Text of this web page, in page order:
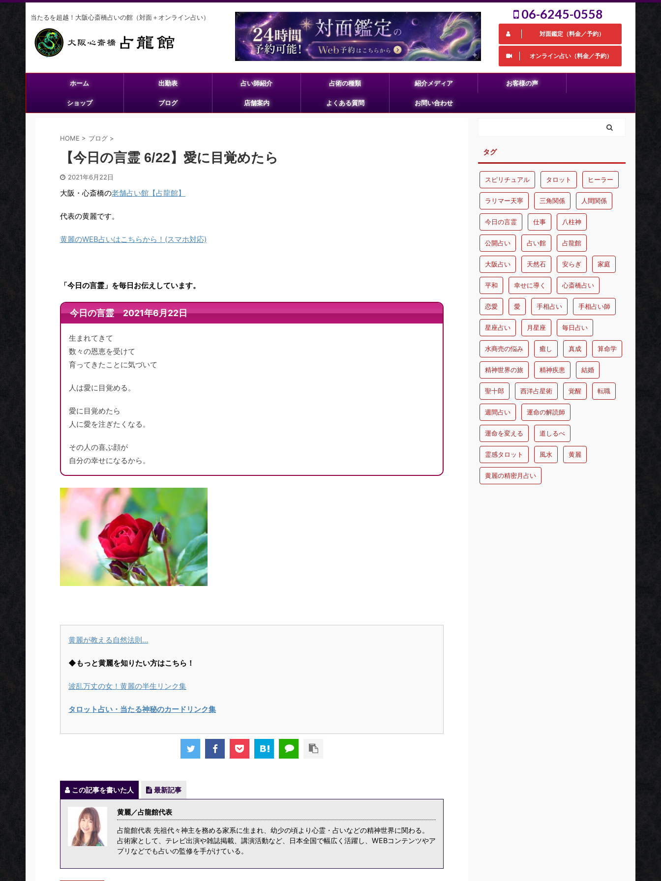
当たるを超越！大阪心斎橋占いの館（対面＋オンライン占い） 06-6245-0558
対面鑑定（料金／予約）
オンライン占い（料金／予約）
ホーム 出勤表 占い師紹介 占術の種類 紹介メディア お客様の声
ショップ ブログ 店舗案内 よくある質問 お問い合わせ
HOME > ブログ >
【今日の言霊 6/22】愛に目覚めたら
2021年6月22日
大阪・心斎橋の老舗占い館【占龍館】
代表の黄麗です。
黄麗のWEB占いはこちらから！(スマホ対応)
「今日の言霊」を毎日お伝えしています。
今日の言霊 2021年6月22日
生まれてきて
数々の恩恵を受けて
育ってきたことに気づいて
人は愛に目覚める。
愛に目覚めたら
人に愛を注ぎたくなる。
その人の喜ぶ顔が
自分の幸せになるから。
黄麗が教える自然法則…
◆もっと黄麗を知りたい方はこちら！
波乱万丈の女！黄麗の半生リンク集
タロット占い・当たる神秘のカードリンク集
この記事を書いた人 最新記事
黄麗／占龍館代表
占龍館代表 先祖代々神主を務める家系に生まれ、幼少の頃より心霊・占いなどの精神世界に関わる。
占術家として、テレビ出演や雑誌掲載、講演活動など、日本全国で幅広く活躍し、WEBコンテンツやア
プリなどでも占いの監修を手がけている。
タグ
スピリチュアル タロット ヒーラー
ラリマー天寧 三角関係 人間関係
今日の言霊 仕事 八柱神
公開占い 占い館 占龍館
大阪占い 天然石 安らぎ 家庭
平和 幸せに導く 心斎橋占い
恋愛 愛 手相占い 手相占い師
星座占い 月星座 毎日占い
水商売の悩み 癒し 真成 算命学
精神世界の旅 精神疾患 結婚
聖十郎 西洋占星術 覚醒 転職
週間占い 運命の解読師
運命を変える 道しるべ
霊感タロット 風水 黄麗
黄麗の精密月占い